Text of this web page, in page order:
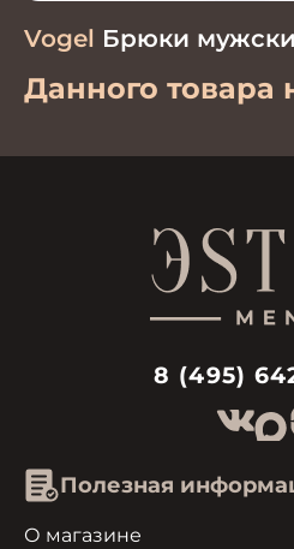
Vogel Брюки
Данного товара
8 (495)
Полезная
О магазине